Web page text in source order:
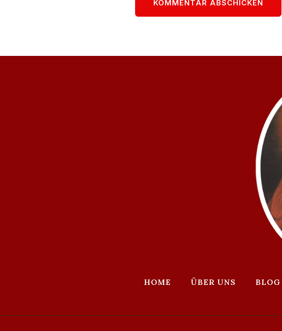
HOME ÜBER UNS BLOG